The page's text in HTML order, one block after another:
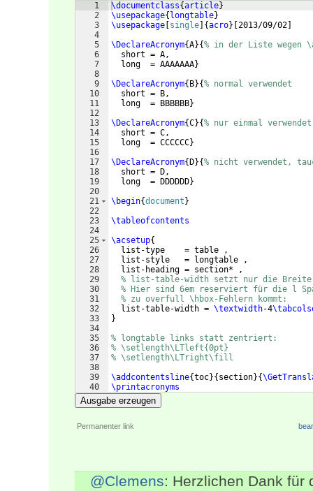
1
2
3
4
5
6
7
8
9
10
11
12
13
14
15
16
17
18
19
20
21
22
23
24
25
26
27
28
29
30
31
32
33
34
35
36
37
38
39
40
41
\documentclass{article}
\usepackage{ longtable}
\usepackage single {acro} 2013/09/02
\DeclareAcronym{A}{% in der Liste wegen
  short = A,
  long  = AAAAAAA
}
\DeclareAcronym{ B}{% normal verwendet
  short = B,
  long  = BBBBBB
}
\DeclareAcronym{C}{% nur einmal
  short = C,
  long  = CCCCCC
}
\DeclareAcronym{ D}{% nicht verwendet,
  short = D,
  long  = DDDDDD
}
\begin{document }
\tableofcontents
\acsetup{
  list-type    = table ,
  list-style   = longtable ,
  list-heading = section* ,
% list-table-width setzt nur die Breite
% Hier sind 6em reserviert für die l
% zu overfull \hbox-Fehlern kommt:
  list-table-width =
\textwidth-4
}
% longtable links statt zentriert:
% \setlength\LTleft{0pt}
% \setlength\LTright\fill
\addcontentsline{toc}{ section}{
\printacronyms
Ausgabe erzeugen
Permanenter link
@Clemens: Herzlichen Dank für